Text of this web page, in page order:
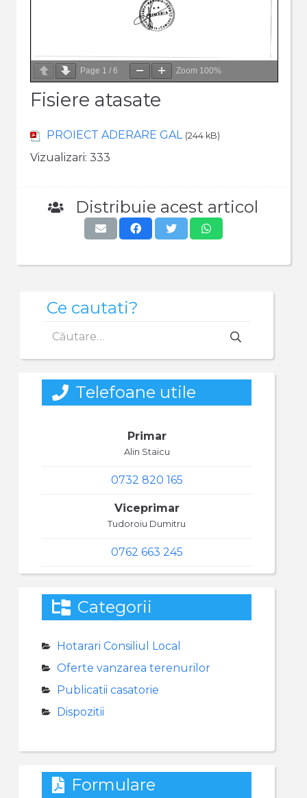
Page 1 / 6 Zoom 100%
Fisiere atasate
PROIECT ADERARE GAL (244 kB)
Vizualizari: 333
Distribuie acest articol
Ce cautati?
după:
Telefoane utile
Primar
Alin Staicu
0732 820 165
Viceprimar
Tudoroiu Dumitru
0762 663 245
Categorii
Hotarari Consiliul Local
Oferte vanzarea terenurilor
Publicatii casatorie
Dispozitii
Formulare